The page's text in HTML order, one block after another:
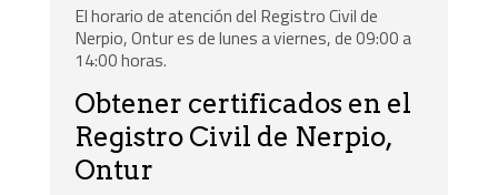
El horario de atención del Registro Civil de
Nerpio, Ontur es de lunes a viernes, de 09:00 a
14:00 horas.
Obtener certificados en el
Registro Civil de Nerpio,
Ontur